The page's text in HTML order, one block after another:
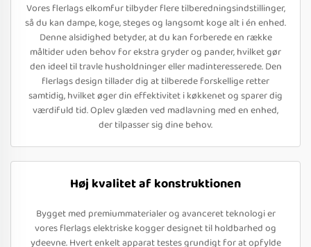
Vores flerlags elkomfur tilbyder flere tilberedningsindstillinger,
så du kan dampe, koge, steges og langsomt koge alt i én enhed.
Denne alsidighed betyder, at du kan forberede en række
måltider uden behov for ekstra gryder og pander, hvilket gør
den ideel til travle husholdninger eller madinteresserede. Den
flerlags design tillader dig at tilberede forskellige retter
samtidig, hvilket øger din effektivitet i køkkenet og sparer dig
værdifuld tid. Oplev glæden ved madlavning med en enhed,
der tilpasser sig dine behov.
Høj kvalitet af konstruktionen
Bygget med premiummaterialer og avanceret teknologi er
vores flerlags elektriske kogger designet til holdbarhed og
ydeevne. Hvert enkelt apparat testes grundigt for at opfylde